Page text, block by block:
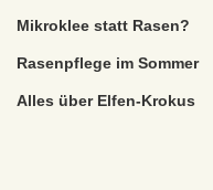
Mikroklee statt Rasen?
Rasenpflege im Sommer
Alles über Elfen-Krokus